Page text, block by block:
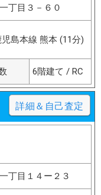
丁目３－６０
島本線 熊本 (11分)
6階建て / RC
詳細＆自己査定
丁目１４ー２３